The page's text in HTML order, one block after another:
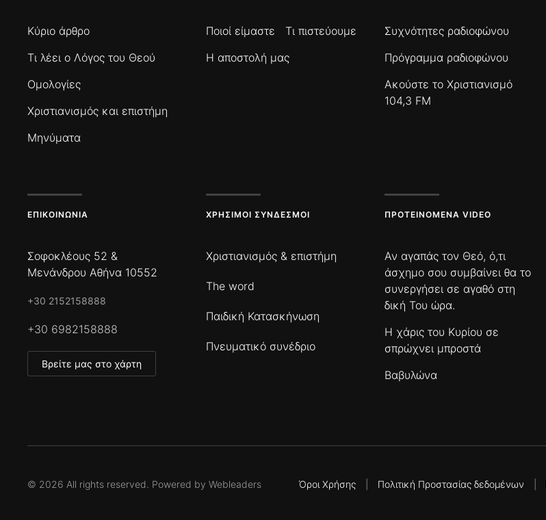
Κύριο άρθρο
Τι λέει ο Λόγος του Θεού
Ομολογίες
Χριστιανισμός και επιστήμη
Μηνύματα
Ποιοί είμαστε
Τι πιστεύουμε
Η αποστολή μας
Συχνότητες ραδιοφώνου
Πρόγραμμα ραδιοφώνου
Ακούστε το Χριστιανισμό
104,3 FM
ΕΠΙΚΟΙΝΩΝΊΑ
Σοφοκλέους 52 &
Μενάνδρου Αθήνα 10552
+30 2152158888
+30 6982158888
Βρείτε μας στο χάρτη
ΧΡΉΣΙΜΟΙ ΣΎΝΔΕΣΜΟΙ
Χριστιανισμός & επιστήμη
The word
Παιδική Κατασκήνωση
Πνευματικό συνέδριο
ΠΡΟΤΕΙΝΌΜΕΝΑ VIDEO
Αν αγαπάς τον Θεό, ό,τι
άσχημο σου συμβαίνει θα το
συνεργήσει σε αγαθό στη
δική Του ώρα.
Η χάρις του Κυρίου σε
σπρώχνει μπροστά
Βαβυλώνα
© 2026 All rights reserved. Powered by Webleaders Όροι Χρήσης| Πολιτική Προστασίας δεδομένων